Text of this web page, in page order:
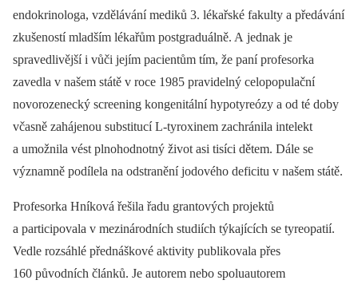
endokrinologa, vzdělávání mediků 3. lékařské fakulty a předávání
zkušeností mladším lékařům postgraduálně. A jednak je
spravedlivější i vůči jejím pacientům tím, že paní profesorka
zavedla v našem státě v roce 1985 pravidelný celopopulační
novorozenecký screening kongenitální hypotyreózy a od té doby
včasně zahájenou substitucí L-tyroxinem zachránila intelekt
a umožnila vést plnohodnotný život asi tisíci dětem. Dále se
významně podílela na odstranění jodového deficitu v našem státě.
Profesorka Hníková řešila řadu grantových projektů
a participovala v mezinárodních studiích týkajících se tyreopatií.
Vedle rozsáhlé přednáškové aktivity publikovala přes
160 původních článků. Je autorem nebo spoluautorem